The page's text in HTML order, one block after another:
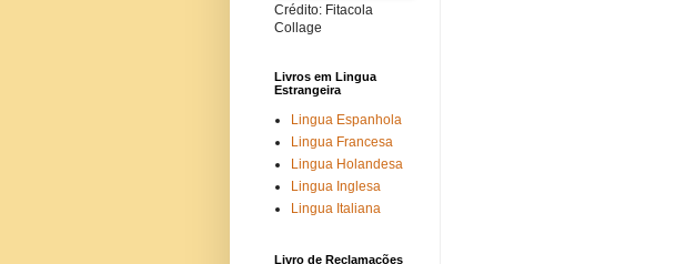
Crédito: Fitacola
Collage
Livros em Lingua
Estrangeira
Lingua Espanhola
Lingua Francesa
Lingua Holandesa
Lingua Inglesa
Lingua Italiana
Livro de Reclamações